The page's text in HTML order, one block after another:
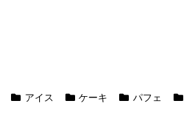
アイス ケーキ パフェ